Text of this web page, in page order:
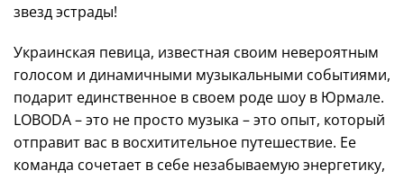
звезд эстрады!
Украинская певица, известная своим невероятным
голосом и динамичными музыкальными событиями,
подарит единственное в своем роде шоу в Юрмале.
LOBODA – это не просто музыка – это опыт, который
отправит вас в восхитительное путешествие. Ее
команда сочетает в себе незабываемую энергетику,